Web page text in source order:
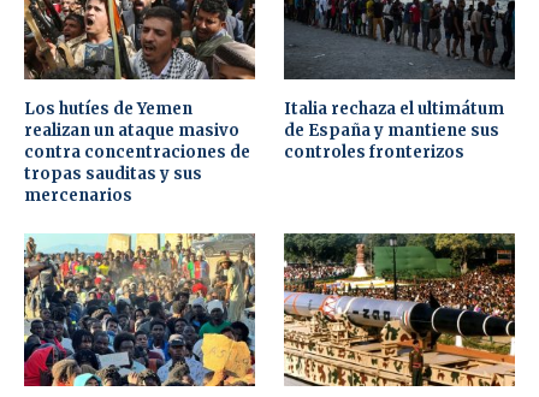
Los hutíes de Yemen
realizan un ataque masivo
contra concentraciones de
tropas sauditas y sus
mercenarios
Italia rechaza el ultimátum
de España y mantiene sus
controles fronterizos